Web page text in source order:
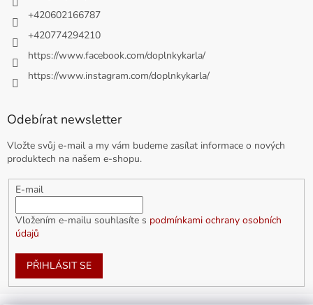
+420602166787
+420774294210
https://www.facebook.com/doplnkykarla/
https://www.instagram.com/doplnkykarla/
Odebírat newsletter
Vložte svůj e-mail a my vám budeme zasílat informace o nových
produktech na našem e-shopu.
E-mail
Vložením e-mailu souhlasíte s podmínkami ochrany osobních
údajů
PŘIHLÁSIT SE